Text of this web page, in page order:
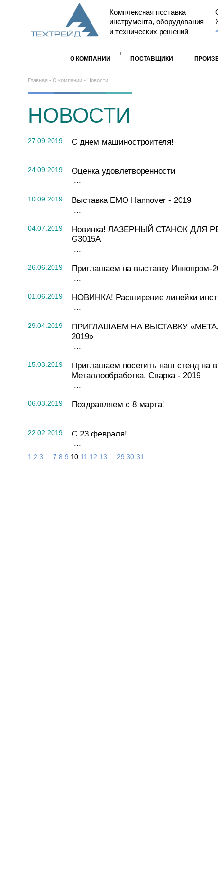
Комплексная поставка
инструмента, оборудования
и технических решений
О КОМПАНИИ ПОСТАВЩИКИ
Главная - О компании - Новости
НОВОСТИ
27.09.2019 С днем машиностроителя!
24.09.2019
Оценка удовлетворенности
...
10.09.2019
Выставка ЕМО Hannover - 2019
...
04.07.2019
Новинка! ЛАЗЕРНЫЙ СТАНОК ДЛЯ
G3015A
...
26.06.2019
Приглашаем на выставку Иннопром-
...
01.06.2019
НОВИНКА! Расширение линейки
...
29.04.2019
ПРИГЛАШАЕМ НА ВЫСТАВКУ
2019»
...
15.03.2019
Приглашаем посетить наш стенд на
Металлообработка. Сварка - 2019
...
06.03.2019 Поздравляем с 8 марта!
22.02.2019
С 23 февраля!
...
1 2 3 ... 7 8 9 10 11 12 13 ... 29 30 31